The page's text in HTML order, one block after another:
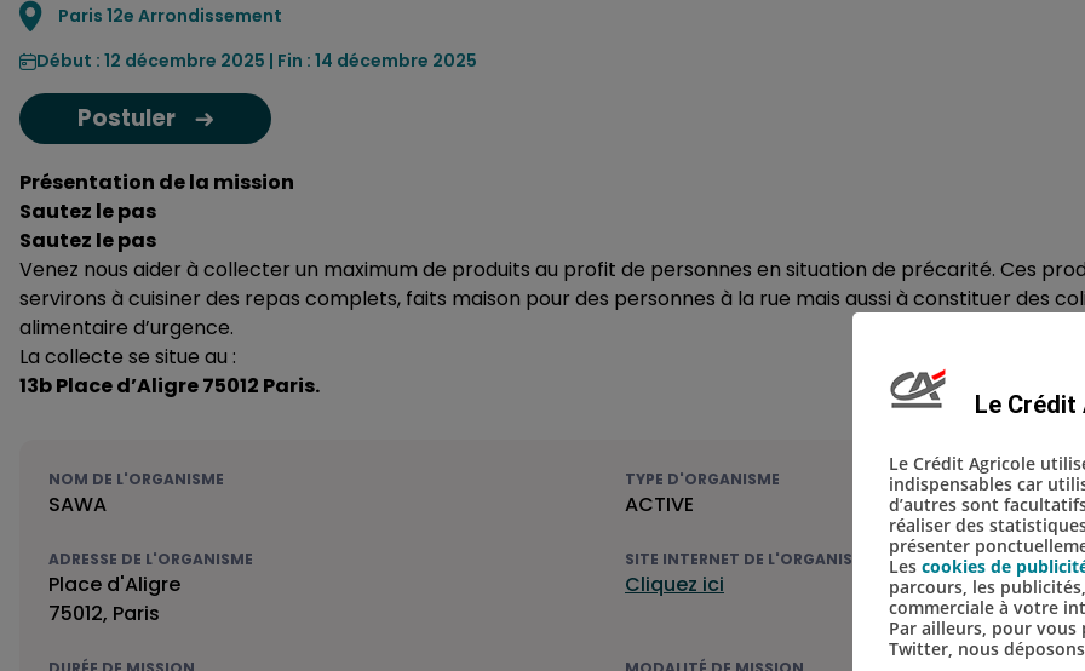
Localisation
Paris 12e Arrondissement
Début : 12 décembre 2025 | Fin : 14 décembre 2025
Postuler
Présentation de la mission
Sautez le pas
Sautez le pas
Venez nous aider à collecter un maximum de produits au profit de personnes en situation de précarité. Ces
servirons à cuisiner des repas complets, faits maison pour des personnes à la rue mais aussi à constituer des
alimentaire d’urgence.
La collecte se situe au :
13b Place d’Aligre 75012 Paris.
NOM DE L'ORGANISME
SAWA
TYPE D'ORGANISME
ACTIVE
ADRESSE DE L'ORGANISME
Place d'Aligre
75012, Paris
SITE INTERNET DE L'ORGANISME
Cliquez ici
Le
Le Crédit Agricole
indispensables car
d’autres sont
réaliser des
présenter
Les cookies de
parcours, les
commerciale à votre
Par ailleurs, pour
Twitter, nous